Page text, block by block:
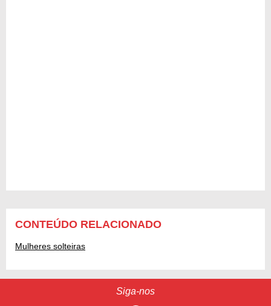
CONTEÚDO RELACIONADO
Mulheres solteiras
Siga-nos